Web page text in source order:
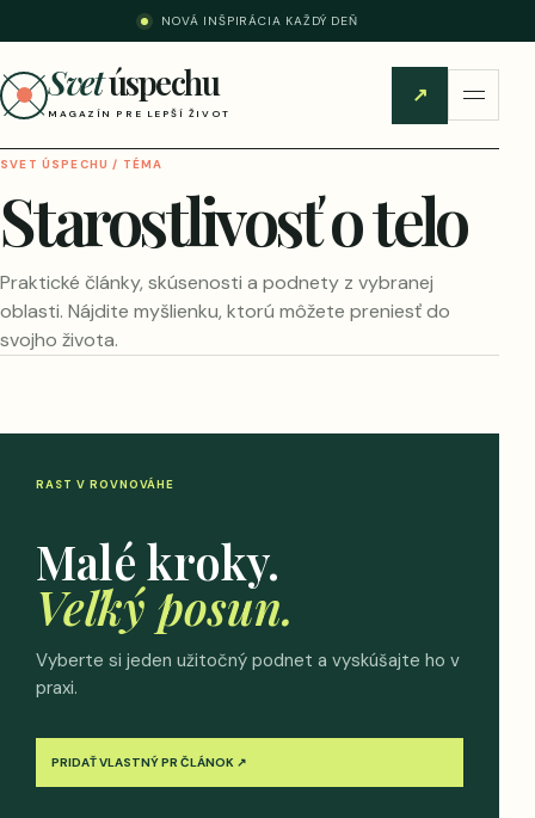
NOVÁ INŠPIRÁCIA KAŽDÝ DEŇ
Svetúspechu
MAGAZÍN PRE LEPŠÍ ŽIVOT
↗
SVET ÚSPECHU / TÉMA
Starostlivosť o telo
Praktické články, skúsenosti a podnety z vybranej
oblasti. Nájdite myšlienku, ktorú môžete preniesť do
svojho života.
RAST V ROVNOVÁHE
Malé kroky.
Veľký posun.
Vyberte si jeden užitočný podnet a vyskúšajte ho v
praxi.
PRIDAŤ VLASTNÝ PR ČLÁNOK ↗